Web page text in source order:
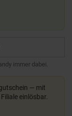
immer dabei.
— mit
einlösbar.